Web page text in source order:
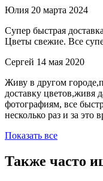
Юлия 20 марта 2024
Супер быстрая
Цветы свежие. Все
Сергей 14 мая 2020
Живу в другом
доставку цветов,живя
фотографиям, все
несколько раз и за
Показать все
Также часто